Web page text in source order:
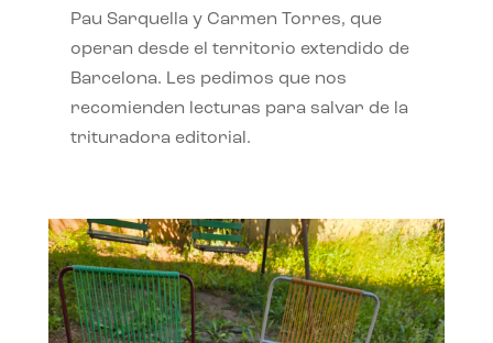
Pau Sarquella y Carmen Torres, que
operan desde el territorio extendido de
Barcelona. Les pedimos que nos
recomienden lecturas para salvar de la
trituradora editorial.